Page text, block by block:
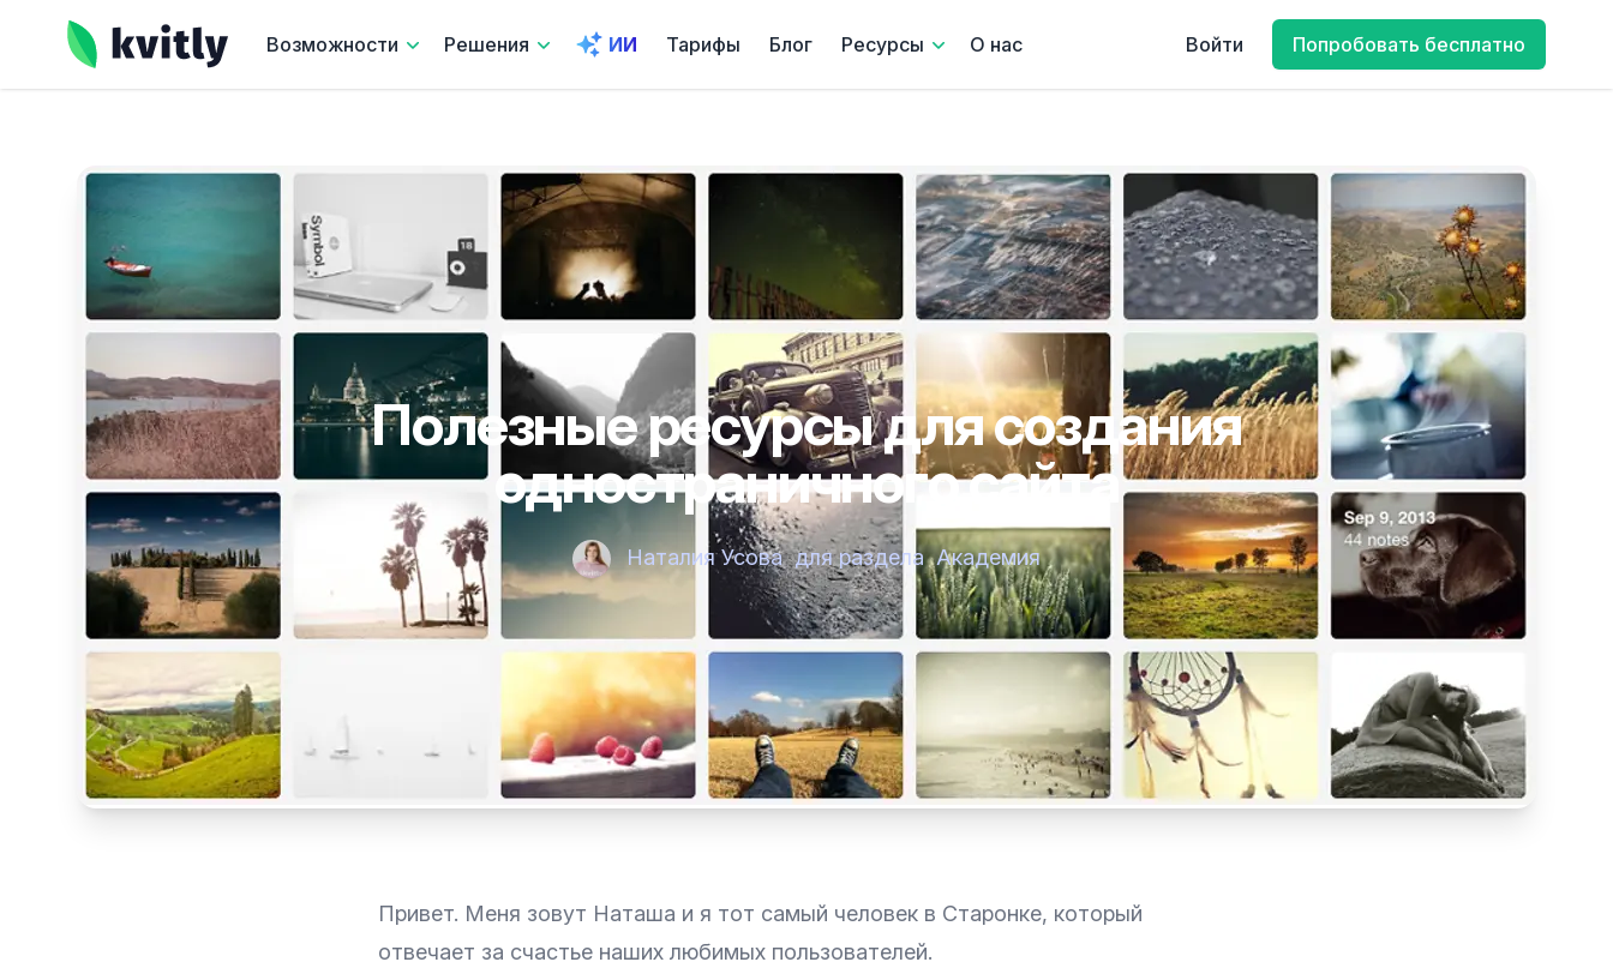
kvitly Возможности Решения ИИ Тарифы Блог Ресурсы О нас Войти Попробовать бесплатно
Полезные ресурсы для создания
одностраничного сайта
Наталия Усовадля раздела Академия
Привет. Меня зовут Наташа и я тот самый человек в Старонке, который
отвечает за счастье наших любимых пользователей.